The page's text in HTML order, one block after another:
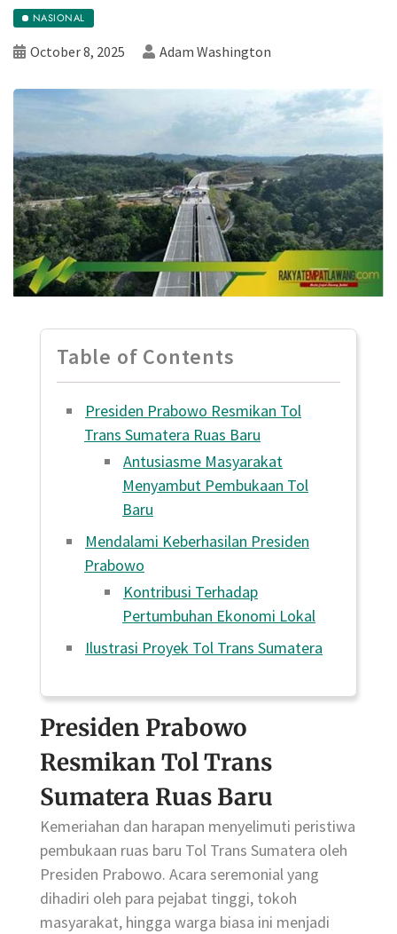
NASIONAL
October 8, 2025 Adam Washington
Table of Contents
Presiden Prabowo Resmikan Tol
Trans Sumatera Ruas Baru
Antusiasme Masyarakat
Menyambut Pembukaan Tol
Baru
Mendalami Keberhasilan Presiden
Prabowo
Kontribusi Terhadap
Pertumbuhan Ekonomi Lokal
Ilustrasi Proyek Tol Trans Sumatera
Presiden Prabowo
Resmikan Tol Trans
Sumatera Ruas Baru
Kemeriahan dan harapan menyelimuti peristiwa
pembukaan ruas baru Tol Trans Sumatera oleh
Presiden Prabowo. Acara seremonial yang
dihadiri oleh para pejabat tinggi, tokoh
masyarakat, hingga warga biasa ini menjadi